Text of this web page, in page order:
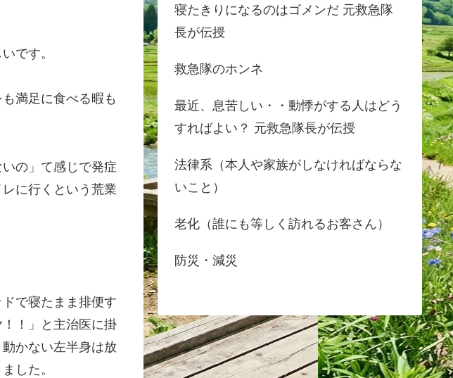
です。
満足に食べる暇も
の」て感じで発症
に行くという荒業
で寝たまま排便す
！」と主治医に掛
かない左半身は放
した。
寝たきりになるのはゴメンだ 元救急隊
長が伝授
救急隊のホンネ
最近、息苦しい・・動悸がする人はどう
すればよい？ 元救急隊長が伝授
法律系（本人や家族がしなければならな
いこと）
老化（誰にも等しく訪れるお客さん）
防災・減災